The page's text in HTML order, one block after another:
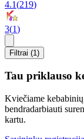
4.1(219)
3(1)
Filtrai (1)
Tau priklauso
Kviečiame
bendradarbiauti
kartu.